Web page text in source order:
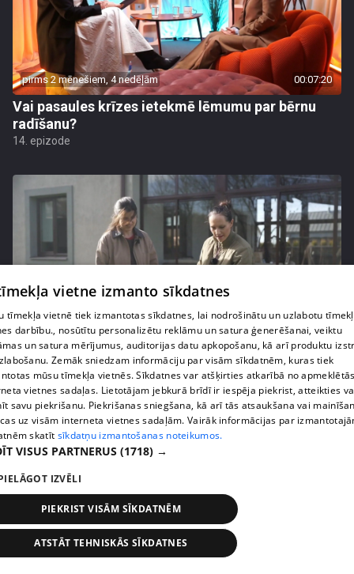
pirms 2 mēnešiem, 4 nedēļām 00:07:20
Vai pasaules krīzes ietekmē lēmumu par bērnu
radīšanu?
14. epizode
pirms 3 mēnešiem 00:06:24
Grila sezonā lieliski iespējams ievērot veselīga
uztura principus
13. epizode
vietne izmanto sīkdatnes
tīmekļa vietnē tiek izmantotas sīkdatnes, lai nodrošinātu un uzlabotu
darbību., nosūtītu personalizētu reklāmu un satura ģenerēšanai, veiktu
un satura mērījumus, auditorijas datu apkopošanu, kā arī produktu
Zemāk sniedzam informāciju par visām sīkdatnēm, kuras tiek
mūsu tīmekļa vietnēs. Sīkdatnes var atšķirties atkarībā no
vietnes sadaļas. Lietotājam jebkurā brīdī ir iespēja piekrist, atteikties
savu piekrišanu. Piekrišanas sniegšana, kā arī tās atsaukšana vai
uz visām interneta vietnes sadaļām. Vairāk informācijas par
skatīt sīkdatņu izmantošanas noteikumos.
VISUS PARTNERUS (1718) →
IZVĒLI
PIEKRIST VISĀM SĪKDATNĒM
ATSTĀT TEHNISKĀS SĪKDATNES